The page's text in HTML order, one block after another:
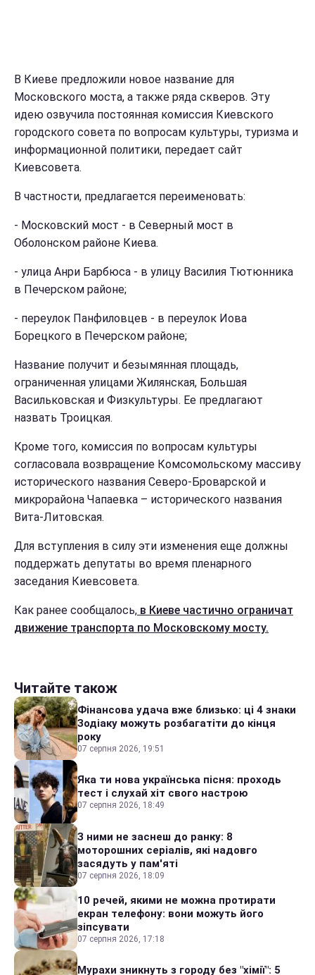
В Киеве предложили новое название для
Московского моста, а также ряда скверов. Эту
идею озвучила постоянная комиссия Киевского
городского совета по вопросам культуры, туризма и
информационной политики, передает сайт
Киевсовета.
В частности, предлагается переименовать:
- Московский мост - в Северный мост в
Оболонском районе Киева.
- улица Анри Барбюса - в улицу Василия Тютюнника
в Печерском районе;
- переулок Панфиловцев - в переулок Иова
Борецкого в Печерском районе;
Название получит и безымянная площадь,
ограниченная улицами Жилянская, Большая
Васильковская и Физкультуры. Ее предлагают
назвать Троицкая.
Кроме того, комиссия по вопросам культуры
согласовала возвращение Комсомольскому массиву
исторического названия Северо-Броварской и
микрорайона Чапаевка – исторического названия
Вита-Литовская.
Для вступления в силу эти изменения еще должны
поддержать депутаты во время пленарного
заседания Киевсовета.
Как ранее сообщалось, в Киеве частично ограничат
движение транспорта по Московскому мосту.
Читайте також
Фінансова удача вже близько: ці 4 знаки
Зодіаку можуть розбагатіти до кінця
року
07 серпня 2026, 19:51
Яка ти нова українська пісня: проходь
тест і слухай хіт свого настрою
07 серпня 2026, 18:49
З ними не заснеш до ранку: 8
моторошних серіалів, які надовго
засядуть у пам'яті
07 серпня 2026, 18:09
10 речей, якими не можна протирати
екран телефону: вони можуть його
зіпсувати
07 серпня 2026, 17:18
Мурахи зникнуть з городу без "хімії": 5